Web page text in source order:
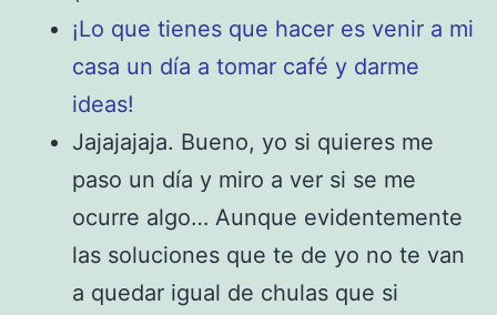
¡Lo que tienes que hacer es venir a mi
casa un día a tomar café y darme
ideas!
Jajajajaja. Bueno, yo si quieres me
paso un día y miro a ver si se me
ocurre algo… Aunque evidentemente
las soluciones que te de yo no te van
a quedar igual de chulas que si